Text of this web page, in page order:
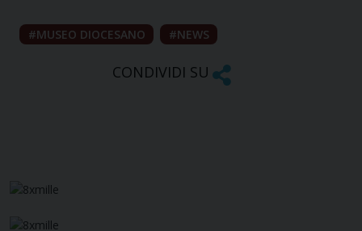
MUSEO DIOCESANO NEWS
CONDIVIDI SU